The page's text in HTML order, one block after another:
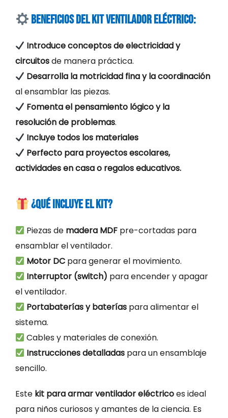
Beneficios del Kit Ventilador Eléctrico:
Introduce conceptos de electricidad y
circuitosde manera práctica.
Desarrolla la motricidad fina y la coordinación
al ensamblar las piezas.
Fomenta el pensamiento lógico y la
resolución de problemas.
Incluye todos los materiales
Perfecto para proyectos escolares,
actividades en casa o regalos educativos.
¿Qué incluye el kit?
Piezas de madera MDF pre-cortadas para
ensamblar el ventilador.
Motor DC para generar el movimiento.
Interruptor (switch) para encender y apagar
el ventilador.
Portabaterías y baterías para alimentar el
sistema.
Cables y materiales de conexión.
Instrucciones detalladas para un ensamblaje
sencillo.
Este kit para armar ventilador eléctricoes ideal
para niños curiosos y amantes de la ciencia. Es